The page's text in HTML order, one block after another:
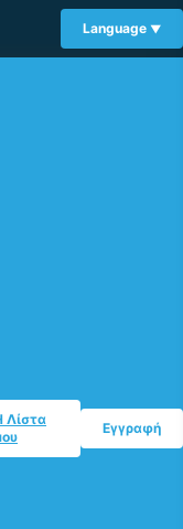
Language
Λίστα
Εγγραφή